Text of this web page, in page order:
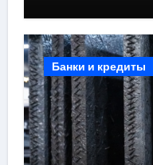
Банки и кредиты